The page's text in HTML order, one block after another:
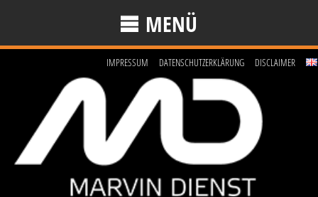
MENÜ
IMPRESSUM DATENSCHUTZERKLÄRUNG DISCLAIMER